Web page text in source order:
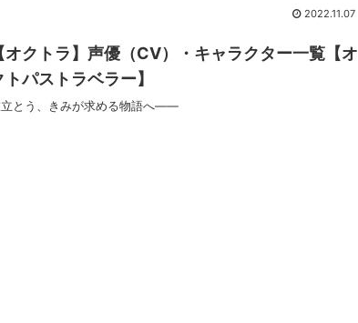
2022.11.07
オクトラ】声優（CV）・キャラクター一覧【オ
トパストラベラー】
とう、きみが求める物語へ――